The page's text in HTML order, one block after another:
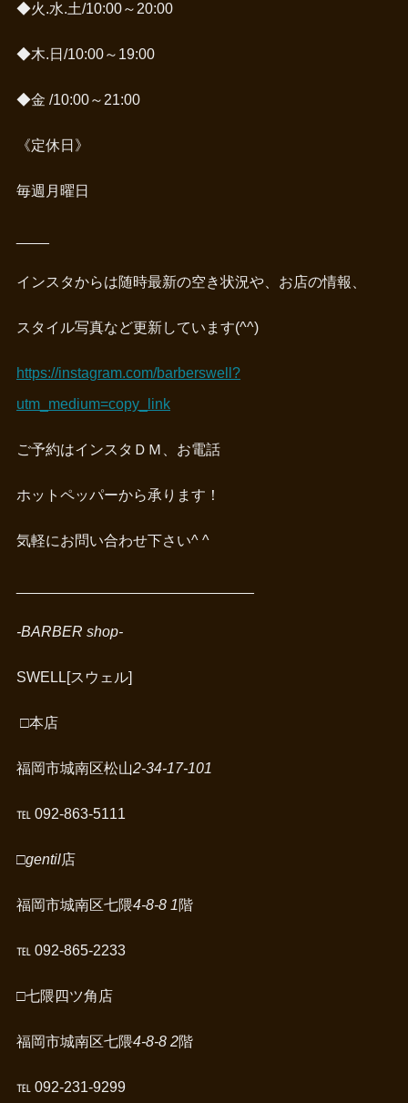
◆火.水.土/10:00～20:00
◆木.日/10:00～19:00
◆金 /10:00～21:00
《定休日》
毎週月曜日
インスタからは随時最新の空き状況や、お店の情報、
スタイル写真など更新しています(^^)
https://instagram.com/barberswell?
utm_medium=copy_link
ご予約はインスタＤＭ、お電話
ホットペッパーから承ります！
気軽にお問い合わせ下さい^ ^
-BARBER shop-
SWELL[スウェル]
□本店
福岡市城南区松山2-34-17-101
℡ 092-863-5111
□gentil店
福岡市城南区七隈4-8-8 1階
℡ 092-865-2233
□七隈四ツ角店
福岡市城南区七隈4-8-8 2階
℡ 092-231-9299